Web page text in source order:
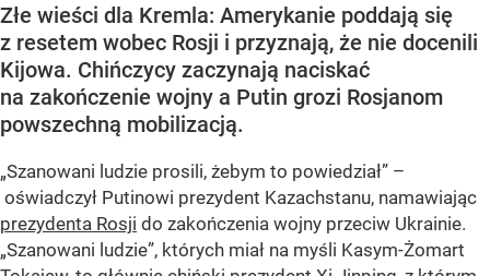
Złe wieści dla Kremla: Amerykanie poddają się
z resetem wobec Rosji i przyznają, że nie docenili
Kijowa. Chińczycy zaczynają naciskać
na zakończenie wojny a Putin grozi Rosjanom
powszechną mobilizacją.
„Szanowani ludzie prosili, żebym to powiedział” –
oświadczył Putinowi prezydent Kazachstanu, namawiając
prezydenta Rosji do zakończenia wojny przeciw Ukrainie.
„Szanowani ludzie”, których miał na myśli Kasym-Żomart